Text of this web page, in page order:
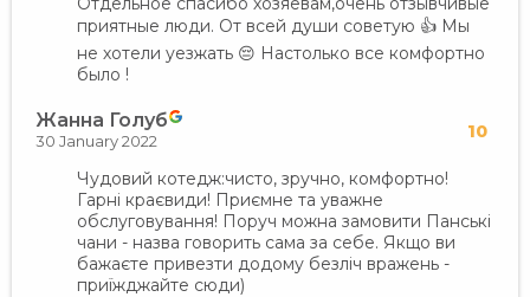
приятные люди. От всей души советую 👍 Мы
не хотели уезжать 😔 Настолько все комфортно
было !
Жанна Голуб 10
30 January 2022
Чудовий котедж:чисто, зручно, комфортно!
Гарні краєвиди! Приємне та уважне
обслуговування! Поруч можна замовити Панські
чани - назва говорить сама за себе. Якщо ви
бажаєте привезти додому безліч вражень -
приїжджайте сюди)